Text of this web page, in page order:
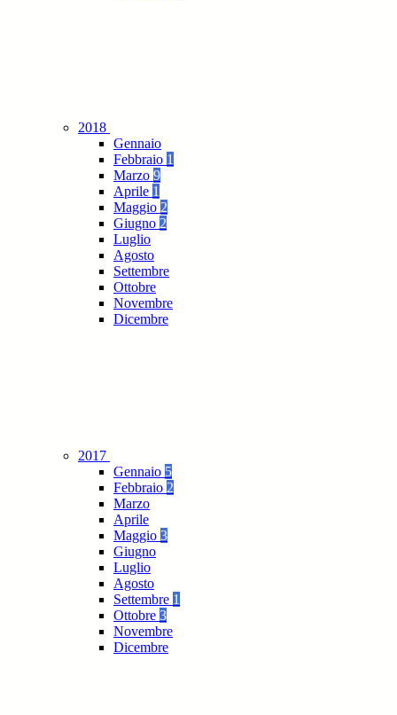
2018
Gennaio
Febbraio 1
Marzo 9
Aprile 1
Maggio 2
Giugno 2
Luglio
Agosto
Settembre
Ottobre
Novembre
Dicembre
2017
Gennaio 5
Febbraio 2
Marzo
Aprile
Maggio 3
Giugno
Luglio
Agosto
Settembre 1
Ottobre 3
Novembre
Dicembre